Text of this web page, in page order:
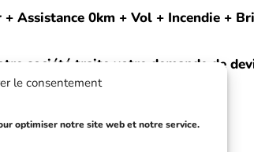
le consentement
optimiser notre site web et notre service.
Assistance 0km + Vol + Incendie +
société traite votre demande de
> VALIDER >